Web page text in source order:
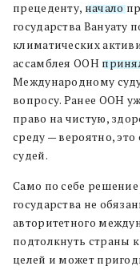
прецеденту, начало
государства
климатических
ассамблея ООН
Международному
вопросу. Ранее ООН
право на чистую,
среду — вероятно,
судей.
Само по себе решение
государства не
авторитетного
подтолкнуть страны
целей и может